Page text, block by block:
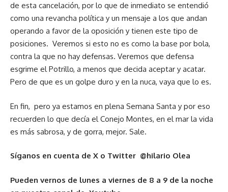
de esta cancelación, por lo que de inmediato se entendió
como una revancha política y un mensaje a los que andan
operando a favor de la oposición y tienen este tipo de
posiciones. Veremos si esto no es como la base por bola,
contra la que no hay defensas. Veremos que defensa
esgrime el Potrillo, a menos que decida aceptar y acatar.
Pero de que es un golpe duro y en la nuca, vaya que lo es.
En fin, pero ya estamos en plena Semana Santa y por eso
recuerden lo que decía el Conejo Montes, en el mar la vida
es más sabrosa, y de gorra, mejor. Sale.
Síganos en cuenta de X o Twitter @hilario Olea
Pueden vernos de lunes a viernes de 8 a 9 de la noche